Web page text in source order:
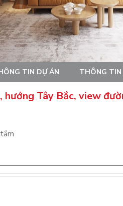
TIN DỰ ÁN THÔNG TIN
Tây Bắc, view